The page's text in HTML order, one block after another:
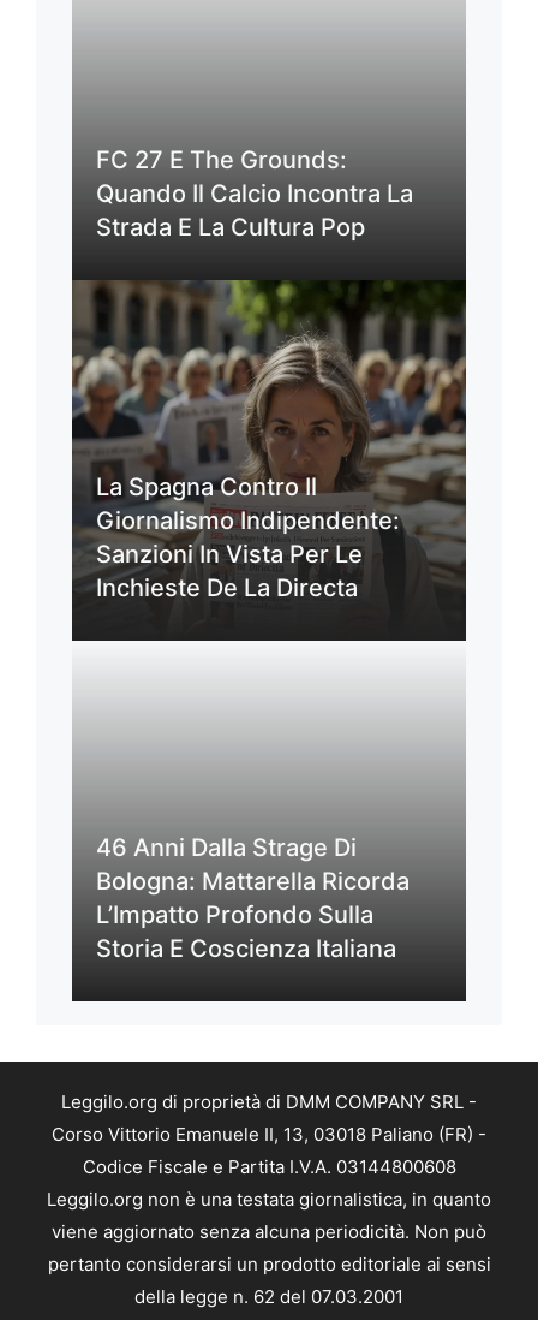
FC 27 E The Grounds:
Quando Il Calcio Incontra La
Strada E La Cultura Pop
La Spagna Contro Il
Giornalismo Indipendente:
Sanzioni In Vista Per Le
Inchieste De La Directa
46 Anni Dalla Strage Di
Bologna: Mattarella Ricorda
L’Impatto Profondo Sulla
Storia E Coscienza Italiana
Leggilo.org di proprietà di DMM COMPANY SRL -
Corso Vittorio Emanuele II, 13, 03018 Paliano (FR) -
Codice Fiscale e Partita I.V.A. 03144800608
Leggilo.org non è una testata giornalistica, in quanto
viene aggiornato senza alcuna periodicità. Non può
pertanto considerarsi un prodotto editoriale ai sensi
della legge n. 62 del 07.03.2001